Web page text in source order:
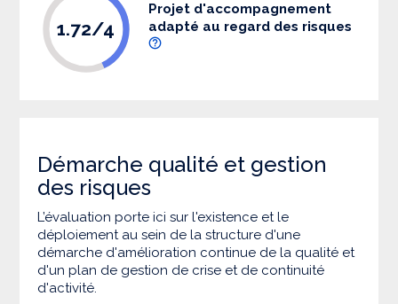
1.72/4
Projet d'accompagnement
adapté au regard des risques
Démarche qualité et gestion
des risques
L’évaluation porte ici sur l'existence et le
déploiement au sein de la structure d'une
démarche d'amélioration continue de la qualité et
d'un plan de gestion de crise et de continuité
d'activité.